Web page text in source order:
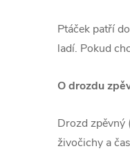
Ptáček patří
ladí. Pokud
O drozdu
Drozd zpěvný
živočichy a